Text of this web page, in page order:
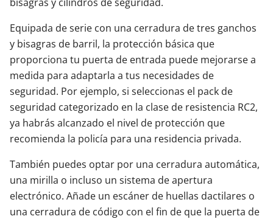
Equipada de serie con una cerradura de tres ganchos
y bisagras de barril, la protección básica que
proporciona tu puerta de entrada puede mejorarse a
medida para adaptarla a tus necesidades de
seguridad. Por ejemplo, si seleccionas el pack de
seguridad categorizado en la clase de resistencia RC2,
ya habrás alcanzado el nivel de protección que
recomienda la policía para una residencia privada.
También puedes optar por una cerradura automática,
una mirilla o incluso un sistema de apertura
electrónico. Añade un escáner de huellas dactilares o
una cerradura de código con el fin de que la puerta de